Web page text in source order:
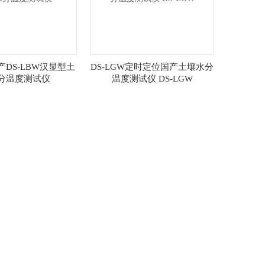
DS-LBW汉显型土
温度测试仪
DS-LGW定时定位国产土壤水分
温度测试仪 DS-LGW